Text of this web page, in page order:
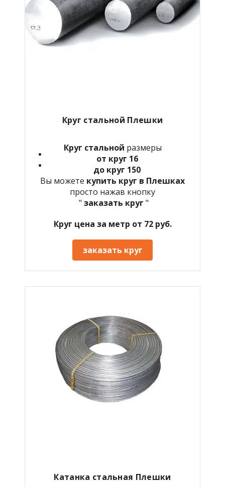
Круг стальной Плешки
Круг стальной размеры
от круг 16
до круг 150
Вы можете купить круг в Плешках
просто нажав кнопку
" заказать круг "
Круг цена за метр от 72 руб.
заказать круг
Катанка стальная Плешки